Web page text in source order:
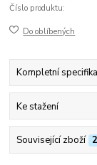
Číslo produktu:
Do oblíbených
Kompletní
Ke stažení
Související zboží